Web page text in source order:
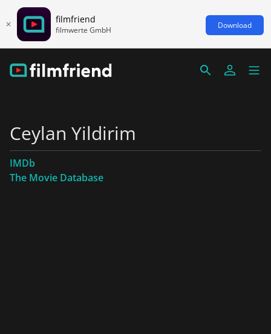
filmfriend
filmwerte GmbH Download
Ceylan Yildirim
IMDb
The Movie Database